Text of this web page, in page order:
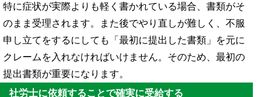
特に症状が実際よりも軽く書かれている場合、書類がそ
のまま受理されます。また後でやり直しが難しく、不服
申し立てをするにしても「最初に提出した書類」を元に
クレームを入れなければいけません。そのため、最初の
提出書類が重要になります。
社労士に依頼することで確実に受給する